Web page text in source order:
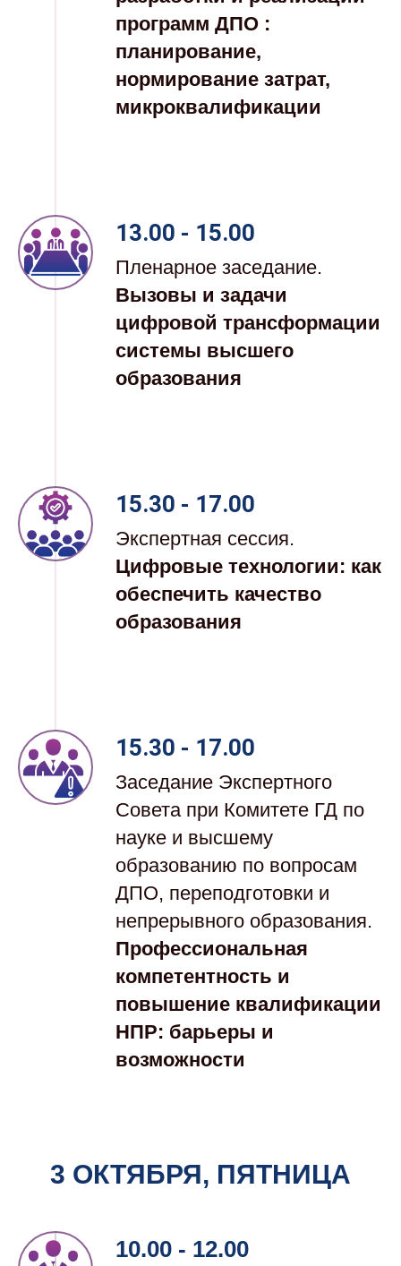
программ ДПО :
планирование,
нормирование затрат,
микроквалификации
13.00 - 15.00
Пленарное заседание.
Вызовы и задачи
цифровой трансформации
системы высшего
образования
15.30 - 17.00
Экспертная сессия.
Цифровые технологии: как
обеспечить качество
образования
15.30 - 17.00
Заседание Экспертного
Советапри Комитете ГД по
науке и высшему
образованию по вопросам
ДПО, переподготовки и
непрерывного образования.
Профессиональная
компетентность и
повышение квалификации
НПР: барьеры и
возможности
3 ОКТЯБРЯ, ПЯТНИЦА
10.00 - 12.00